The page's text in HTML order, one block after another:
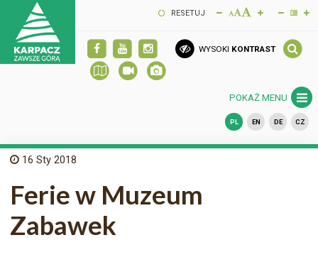
RESETUJ
WYSOKI KONTRAST
POKAŻ MENU
PL EN DE CZ
16 Sty 2018
Ferie w Muzeum
Zabawek